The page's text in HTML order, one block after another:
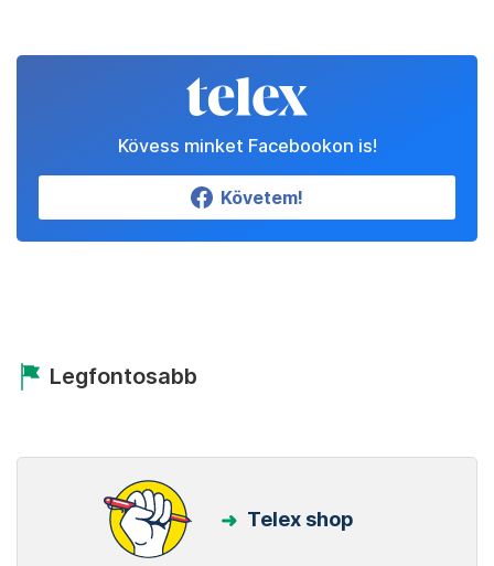
Kövess minket Facebookon is!
Követem!
Legfontosabb
Telex shop